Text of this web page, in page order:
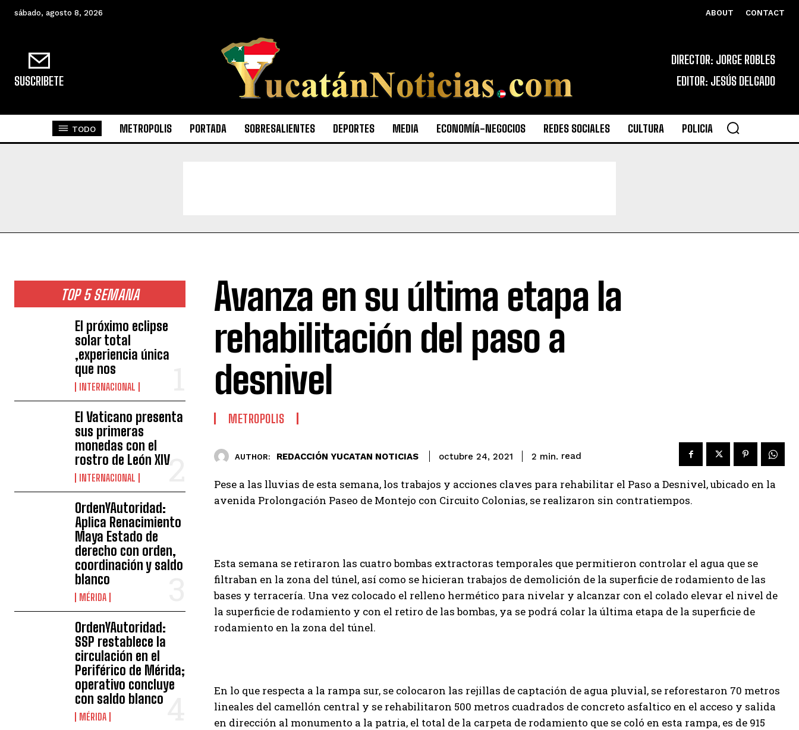
sábado, agosto 8, 2026 ABOUT CONTACT
SUSCRIBETE
DIRECTOR: JORGE ROBLES
EDITOR: JESÚS DELGADO
TODO METROPOLIS PORTADA SOBRESALIENTES DEPORTES MEDIA ECONOMÍA-NEGOCIOS REDES SOCIALES CULTURA POLICIA
TOP 5 SEMANA
El próximo eclipse
solar total
,experiencia única
que nos
INTERNACIONAL
El Vaticano presenta
sus primeras
monedas con el
rostro de León XIV
INTERNACIONAL
OrdenYAutoridad:
Aplica Renacimiento
Maya Estado de
derecho con orden,
coordinación y saldo
blanco
MÉRIDA
OrdenYAutoridad:
SSP restablece la
circulación en el
Periférico de Mérida;
operativo concluye
con saldo blanco
MÉRIDA
Avanza en su última etapa la
rehabilitación del paso a
desnivel
METROPOLIS
AUTHOR: REDACCIÓN YUCATAN NOTICIAS octubre 24, 2021 2 min. read
Pese a las lluvias de esta semana, los trabajos y acciones claves para rehabilitar el Paso a Desnivel, ubicado en la
avenida Prolongación Paseo de Montejo con Circuito Colonias, se realizaron sin contratiempos.
Esta semana se retiraron las cuatro bombas extractoras temporales que permitieron controlar el agua que se
filtraban en la zona del túnel, así como se hicieran trabajos de demolición de la superficie de rodamiento de las
bases y terracería. Una vez colocado el relleno hermético para nivelar y alcanzar con el colado elevar el nivel de
la superficie de rodamiento y con el retiro de las bombas, ya se podrá colar la última etapa de la superficie de
rodamiento en la zona del túnel.
En lo que respecta a la rampa sur, se colocaron las rejillas de captación de agua pluvial, se reforestaron 70 metros
lineales del camellón central y se rehabilitaron 500 metros cuadrados de concreto asfaltico en el acceso y salida
en dirección al monumento a la patria, el total de la carpeta de rodamiento que se coló en esta rampa, es de 915